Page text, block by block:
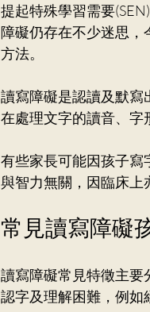
提起特殊學習需要
障礙仍存在不少迷思，
方法。
讀寫障礙是認讀及默寫
在處理文字的讀音、字
有些家長可能因孩子寫
與智力無關，因臨床上
常見讀寫障礙
讀寫障礙常見特徵主要
認字及理解困難，例如